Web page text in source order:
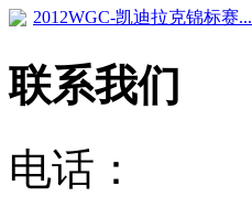
2012WGC-凯迪拉克锦标赛...
联系我们
电话：